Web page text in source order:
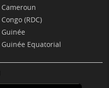
Cameroun
Congo (RDC)
Guinée
Guinée Equatorial